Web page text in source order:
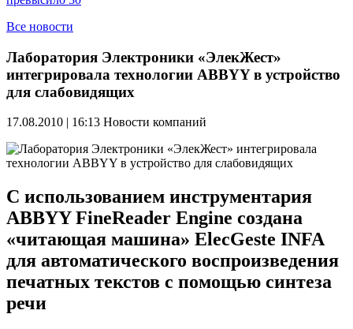
Все новости
Лаборатория Электроники «ЭлекЖест»
интегрировала технологии ABBYY в устройство
для слабовидящих
17.08.2010 | 16:13 Новости компаний
С использованием инструментария
ABBYY FineReader Engine создана
«читающая машина» ElecGeste INFA
для автоматического воспроизведения
печатных текстов с помощью синтеза
речи